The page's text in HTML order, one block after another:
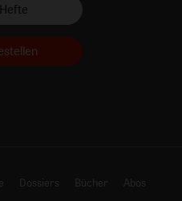
Dossiers Bücher Abos